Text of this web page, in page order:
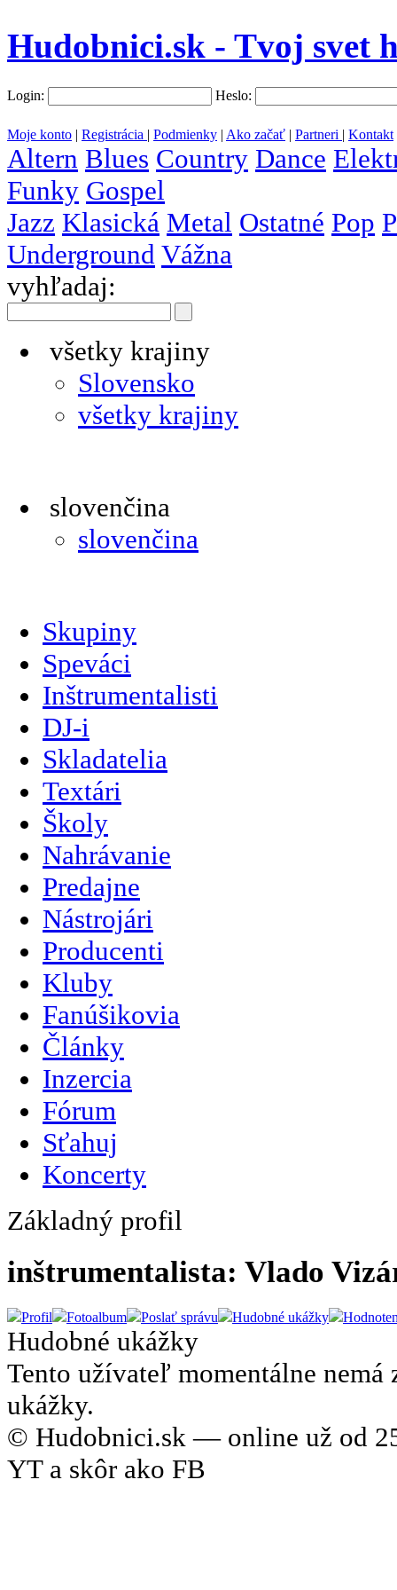
Hudobnici.sk - Tvoj svet
Login: Heslo:
Moje konto | Registrácia | Podmienky | Ako začať | Partneri | Kontakt
Altern Blues Country Dance
Funky Gospel
Jazz Klasická Metal Ostatné Pop
Underground Vážna
vyhľadaj:
všetky krajiny
Slovensko
všetky krajiny
slovenčina
slovenčina
Skupiny
Speváci
Inštrumentalisti
DJ-i
Skladatelia
Textári
Školy
Nahrávanie
Predajne
Nástrojári
Producenti
Kluby
Fanúšikovia
Články
Inzercia
Fórum
Sťahuj
Koncerty
Základný profil
inštrumentalista: Vlado
Profil Fotoalbum Poslať správu Hudobné ukážky
Hudobné ukážky
Tento užívateľ momentálne nemá
ukážky.
© Hudobnici.sk — online už od
YT a skôr ako FB